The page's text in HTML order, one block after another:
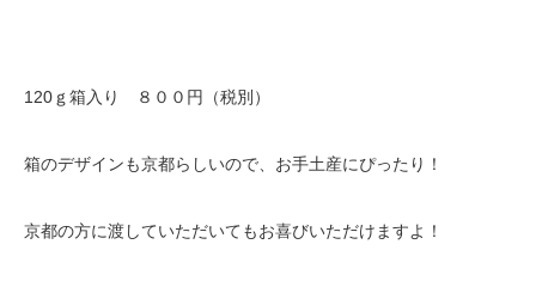
120ｇ箱入り ８００円（税別）
箱のデザインも京都らしいので、お手土産にぴったり！
京都の方に渡していただいてもお喜びいただけますよ！